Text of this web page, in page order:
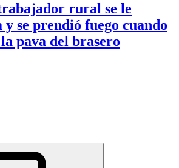
rural se le
se prendió fuego cuando
pava del brasero